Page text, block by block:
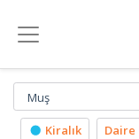
Muş
Kiralık Daire